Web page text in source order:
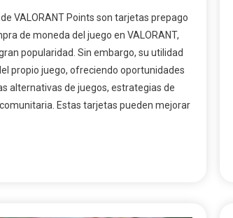
VALORANT Points son tarjetas prepago
de moneda del juego en VALORANT,
popularidad. Sin embargo, su utilidad
propio juego, ofreciendo oportunidades
alternativas de juegos, estrategias de
Estas tarjetas pueden mejorar